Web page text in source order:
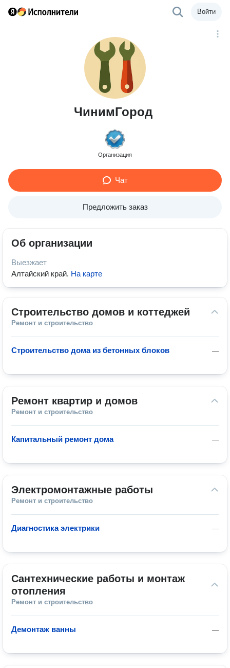
Войти
ЧинимГород
Организация
Чат
Предложить заказ
Об организации
Выезжает
Алтайский край. На карте
Строительство домов и коттеджей
Ремонт и строительство
—
Строительство дома из бетонных блоков
Ремонт квартир и домов
Ремонт и строительство
—
Капитальный ремонт дома
Электромонтажные работы
Ремонт и строительство
—
Диагностика электрики
Сантехнические работы и монтаж
отопления
Ремонт и строительство
—
Демонтаж ванны